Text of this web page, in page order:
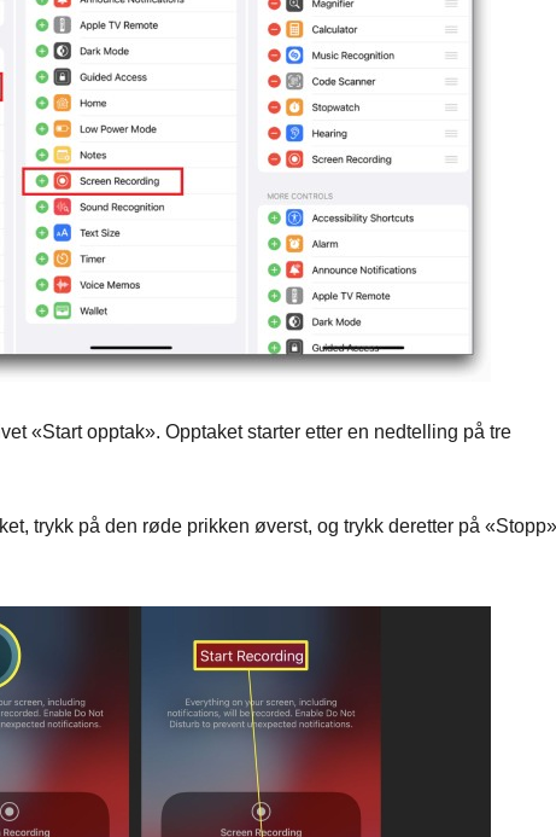
«Start opptak». Opptaket starter etter en nedtelling på tre
trykk på den røde prikken øverst, og trykk deretter på